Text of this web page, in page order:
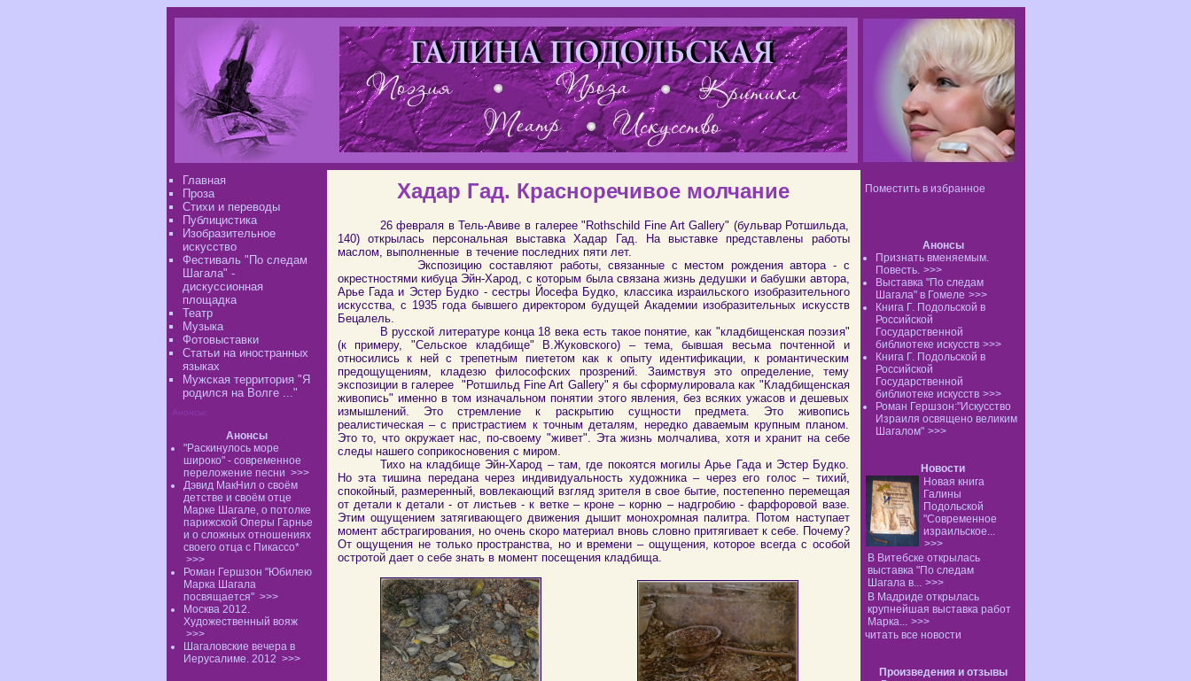
Поместить в избранное
Анонсы
Признать вменяемым.
Повесть. >>>
Выставка "По следам
Шагала" в Гомеле >>>
Книга Г. Подольской в
Российской
Государственной
библиотеке искусств >>>
Книга Г. Подольской в
Российской
Государственной
библиотеке искусств >>>
Роман Гершзон:"Искусство
Израиля освящено великим
Шагалом" >>>
Новости
Новая книга
Галины
Подольской
"Современное
израильское...
>>>
В Витебске открылась
выставка "По следам
Шагала в... >>>
В Мадриде открылась
крупнейшая выставка работ
Марка... >>>
читать все новости
Произведения и отзывы
Главная
Проза
Стихи и переводы
Публицистика
Изобразительное
искусство
Фестиваль "По следам
Шагала" -
дискуссионная
площадка
Театр
Музыка
Фотовыставки
Статьи на иностранных
языках
Мужская территория "Я
родился на Волге ..."
Анонсы:
Анонсы
"Раскинулось море
широко" - современное
переложение песни >>>
Дэвид МакНил о своём
детстве и своём отце
Марке Шагале, о потолке
парижской Оперы Гарнье
и о сложных отношениях
своего отца с Пикассо*
>>>
Роман Гершзон "Юбилею
Марка Шагала
посвящается" >>>
Москва 2012.
Художественный вояж
>>>
Шагаловские вечера в
Иерусалиме. 2012 >>>
Хадар Гад. Красноречивое молчание
26 февраля в Тель-Авиве в галерее "Rothschild Fine Art Gallery" (бульвар Ротшильда,
140) открылась персональная выставка Хадар Гад. На выставке представлены работы
маслом, выполненные в течение последних пяти лет.
Экспозицию составляют работы, связанные с местом рождения автора - с
окрестностями кибуца Эйн-Харод, с которым была связана жизнь дедушки и бабушки автора,
Арье Гада и Эстер Будко - сестры Йосефа Будко, классика израильского изобразительного
искусства, с 1935 года бывшего директором будущей Академии изобразительных искусств
Бецалель.
В русской литературе конца 18 века есть такое понятие, как "кладбищенская поэзия"
(к примеру, "Сельское кладбище" В.Жуковского) – тема, бывшая весьма почтенной и
относились к ней с трепетным пиететом как к опыту идентификации, к романтическим
предощущениям, кладезю философских прозрений. Заимствуя это определение, тему
экспозиции в галерее "Ротшильд Fine Art Gallery" я бы сформулировала как "Кладбищенская
живопись" именно в том изначальном понятии этого явления, без всяких ужасов и дешевых
измышлений. Это стремление к раскрытию сущности предмета. Это живопись
реалистическая – с пристрастием к точным деталям, нередко даваемым крупным планом.
Это то, что окружает нас, по-своему "живет". Эта жизнь молчалива, хотя и хранит на себе
следы нашего соприкосновения с миром.
Тихо на кладбище Эйн-Харод – там, где покоятся могилы Арье Гада и Эстер Будко.
Но эта тишина передана через индивидуальность художника – через его голос – тихий,
спокойный, размеренный, вовлекающий взгляд зрителя в свое бытие, постепенно перемещая
от детали к детали - от листьев - к ветке – кроне – корню – надгробию - фарфоровой вазе.
Этим ощущением затягивающего движения дышит монохромная палитра. Потом наступает
момент абстрагирования, но очень скоро материал вновь словно притягивает к себе. Почему?
От ощущения не только пространства, но и времени – ощущения, которое всегда с особой
остротой дает о себе знать в момент посещения кладбища.